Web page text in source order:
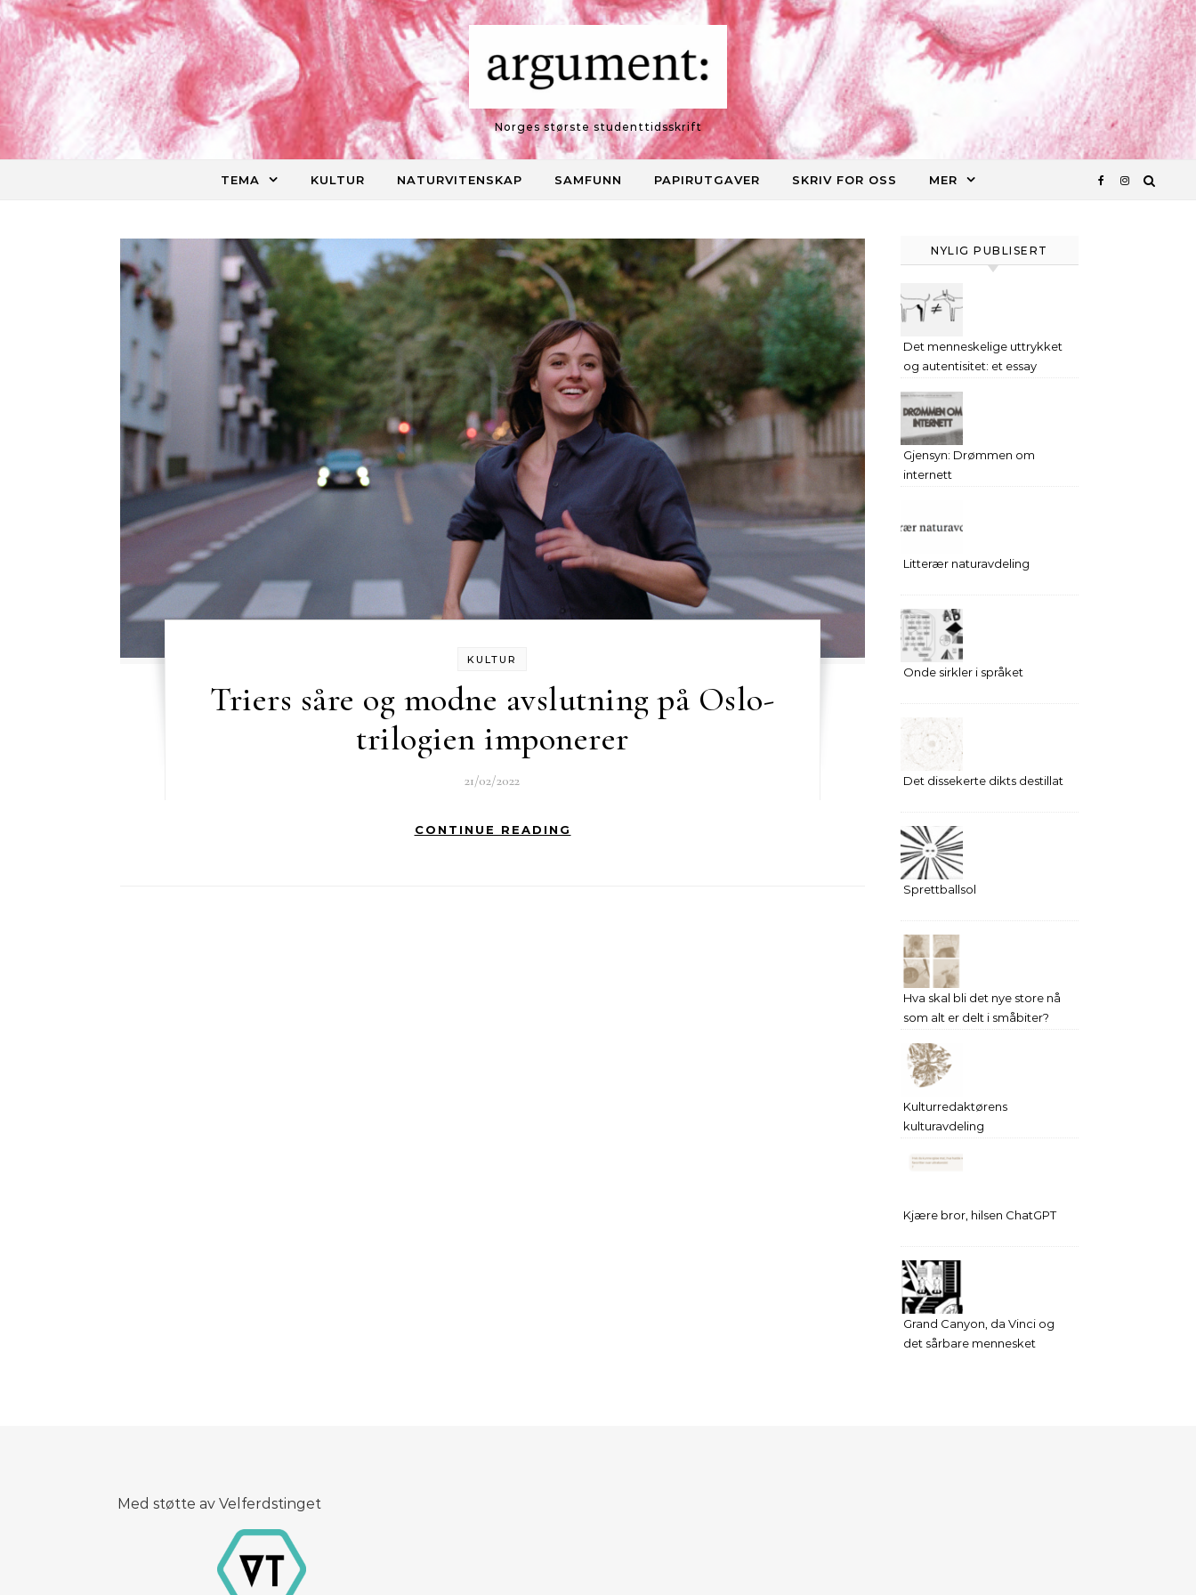
Skip to content
Norges største studenttidsskrift
TEMA KULTUR NATURVITENSKAP SAMFUNN PAPIRUTGAVER SKRIV FOR OSS MER
KULTUR
Triers såre og modne avslutning på Oslo-
trilogien imponerer
21/02/2022
CONTINUE READING
NYLIG PUBLISERT
Det menneskelige uttrykket
og autentisitet: et essay
Gjensyn: Drømmen om
internett
Litterær naturavdeling
Onde sirkler i språket
Det dissekerte dikts destillat
Sprettballsol
Hva skal bli det nye store nå
som alt er delt i småbiter?
Kulturredaktørens
kulturavdeling
Kjære bror, hilsen ChatGPT
Grand Canyon, da Vinci og
det sårbare mennesket
Med støtte av Velferdstinget